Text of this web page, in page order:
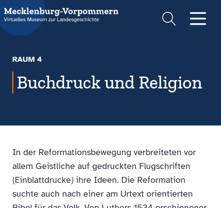
Suche
RAUM 4
Buchdruck und Religion
In der Reformationsbewegung verbreiteten vor
allem Geistliche auf gedruckten Flugschriften
(Einblattdrucke) ihre Ideen. Die Reformation
suchte auch nach einer am Urtext orientierten